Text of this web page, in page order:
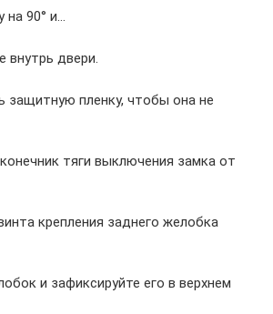
на 90° и…
внутрь двери.
защитную пленку, чтобы она не
тяги выключения замка от
крепления заднего желобка
и зафиксируйте его в верхнем